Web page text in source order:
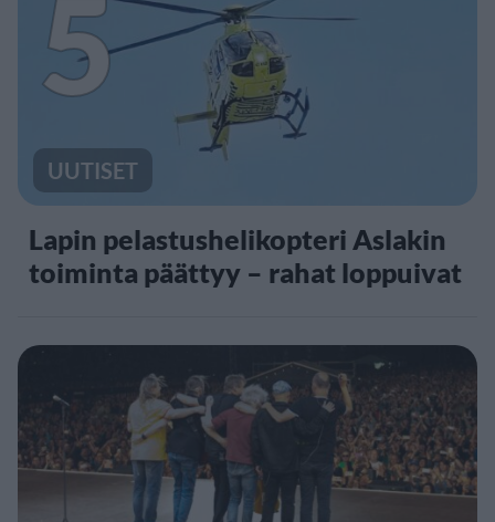
5
UUTISET
Lapin pelastushelikopteri Aslakin
toiminta päättyy – rahat loppuivat